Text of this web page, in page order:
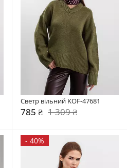
Светр вільний KOF-47681
785 ₴ 1 309 ₴
- 40%